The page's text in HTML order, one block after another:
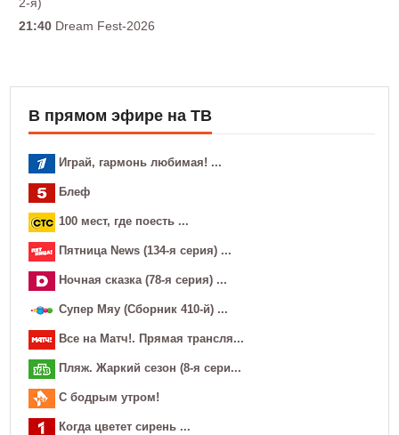
2-я)
21:40 Dream Fest-2026
В прямом эфире на ТВ
Играй, гармонь любимая! ...
Блеф
100 мест, где поесть ...
Пятница News (134-я серия) ...
Ночная сказка (78-я серия) ...
Супер Мяу (Сборник 410-й) ...
Все на Матч!. Прямая трансля...
Пляж. Жаркий сезон (8-я сери...
С бодрым утром!
Когда цветет сирень ...